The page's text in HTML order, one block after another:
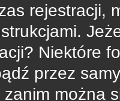
rejestracji,
Niektóre
przez
można